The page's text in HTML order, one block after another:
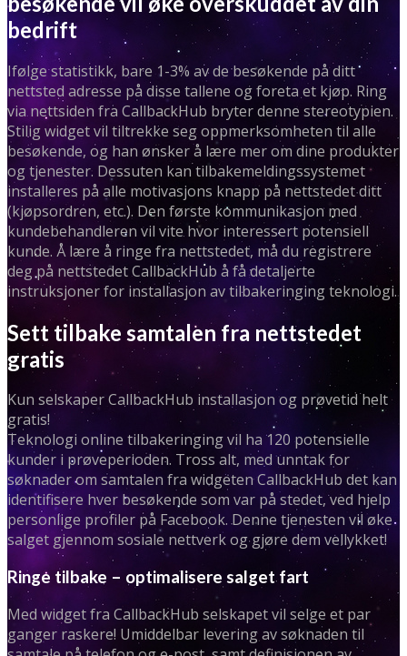
bedrift
Ifølge statistikk, bare 1-3% av de besøkende på ditt
nettsted adresse på disse tallene og foreta et kjøp. Ring
via nettsiden fra CallbackHub bryter denne stereotypien.
Stilig widget vil tiltrekke seg oppmerksomheten til alle
besøkende, og han ønsker å lære mer om dine produkter
og tjenester. Dessuten kan tilbakemeldingssystemet
installeres på alle motivasjons knapp på nettstedet ditt
(kjøpsordren, etc.). Den første kommunikasjon med
kundebehandleren vil vite hvor interessert potensiell
kunde. Å lære å ringe fra nettstedet, må du registrere
deg på nettstedet CallbackHub å få detaljerte
instruksjoner for installasjon av tilbakeringing teknologi.
Sett tilbake samtalen fra nettstedet
gratis
Kun selskaper CallbackHub installasjon og prøvetid helt
gratis!
Teknologi online tilbakeringing vil ha 120 potensielle
kunder i prøveperioden. Tross alt, med unntak for
søknader om samtalen fra widgeten CallbackHub det kan
identifisere hver besøkende som var på stedet, ved hjelp
personlige profiler på Facebook. Denne tjenesten vil øke
salget gjennom sosiale nettverk og gjøre dem vellykket!
Ringe tilbake – optimalisere salget fart
Med widget fra CallbackHub selskapet vil selge et par
ganger raskere! Umiddelbar levering av søknaden til